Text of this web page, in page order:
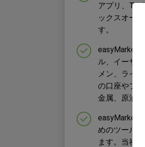
アプリ、
ックスオー
す。
easyMarkets
ル、イーサ
メン、ライ
の口座やプ
金属、原油
easyMarkets
めのツール
ます。当社